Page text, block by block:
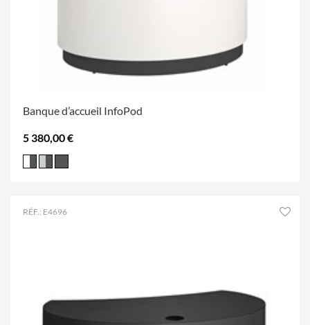
Banque d’accueil InfoPod
5 380,00 €
RÉF.: E4696